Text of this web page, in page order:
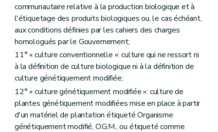
Art. D255
Art. D256
Chapitre III Les recours administratifs
Art. D257
Chapitre IV Les modalités de recouvrement
Art. D258
Art. D259
Art. D260
TitreX/1
Des aides destinées à remédier aux dommages causés par des calamités agricoles
Art.
D260/1
Art.D260/2
Art.D260/3
Art.D260/4
Art.
D260/5
communautaire relative à la production biologique et à
l'étiquetage des produits biologiques ou, le cas échéant,
aux conditions définies par les cahiers des charges
homologués par le Gouvernement;
11° « culture conventionnelle »: culture qui ne ressort ni
à la définition de culture biologique ni à la définition de
culture génétiquement modifiée;
12° « culture génétiquement modifiée »: culture de
plantes génétiquement modifiées mise en place à partir
d'un matériel de plantation étiqueté Organisme
génétiquement modifié, O.G.M., ou étiqueté comme